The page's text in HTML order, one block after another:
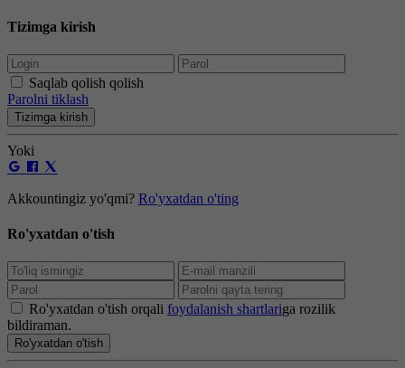
Tizimga kirish
Saqlab qolish qolish
Parolni tiklash
Tizimga kirish
Yoki
Akkountingiz yo'qmi? Ro'yxatdan o'ting
Ro'yxatdan o'tish
Ro'yxatdan o'tish orqali foydalanish shartlariga rozilik
bildiraman.
Ro'yxatdan o'tish